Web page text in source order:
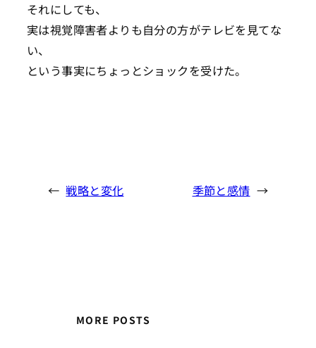
それにしても、
実は視覚障害者よりも自分の方がテレビを見てな
い、
という事実にちょっとショックを受けた。
← 戦略と変化 季節と感情 →
MORE POSTS